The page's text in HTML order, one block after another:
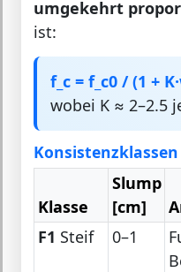
umgekehrt
ist:
f_c = f_c0 / (1 +
wobei K ≈ 2–2.5
Konsistenzklassen
Klasse
Slump
[cm]
F1 Steif 0–1